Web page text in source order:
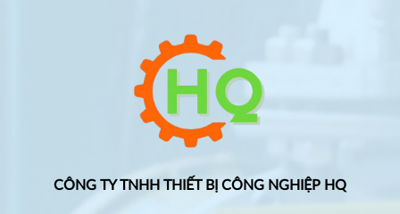
CÔNG TY TNHH THIẾT BỊ CÔNG NGHIỆP HQ